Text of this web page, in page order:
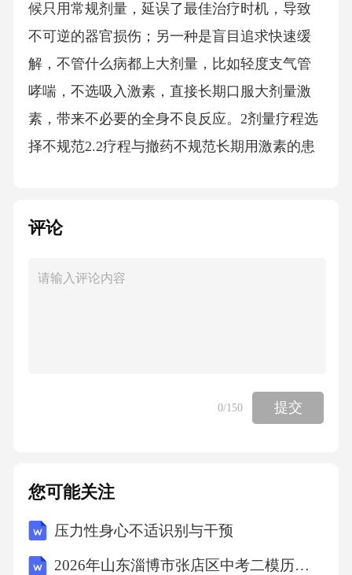
候只用常规剂量，延误了最佳治疗时机，导致
不可逆的器官损伤；另一种是盲目追求快速缓
解，不管什么病都上大剂量，比如轻度支气管
哮喘，不选吸入激素，直接长期口服大剂量激
素，带来不必要的全身不良反应。2剂量疗程选
择不规范2.2疗程与撤药不规范长期用激素的患
做膝关节置换，患者自己担心激素影响伤口愈
现难以纠正的低血压昏迷，诊断为肾上腺皮质
用的拉长疗程，比如急性荨麻疹仅需用3~5天激
素，有些医师会让患者吃一两个月，慢慢增加
险评估，也不做用药后监测：比如给有活动性
消化道溃疡的患者用大剂量激素，不预防性用
胃黏膜保护剂，导致消化道大出血；给糖尿病
评论
0/150 提交
您可能关注
压力性身心不适识别与干预
2026年山东淄博市张店区中考二模历史试卷（文字版含答案）